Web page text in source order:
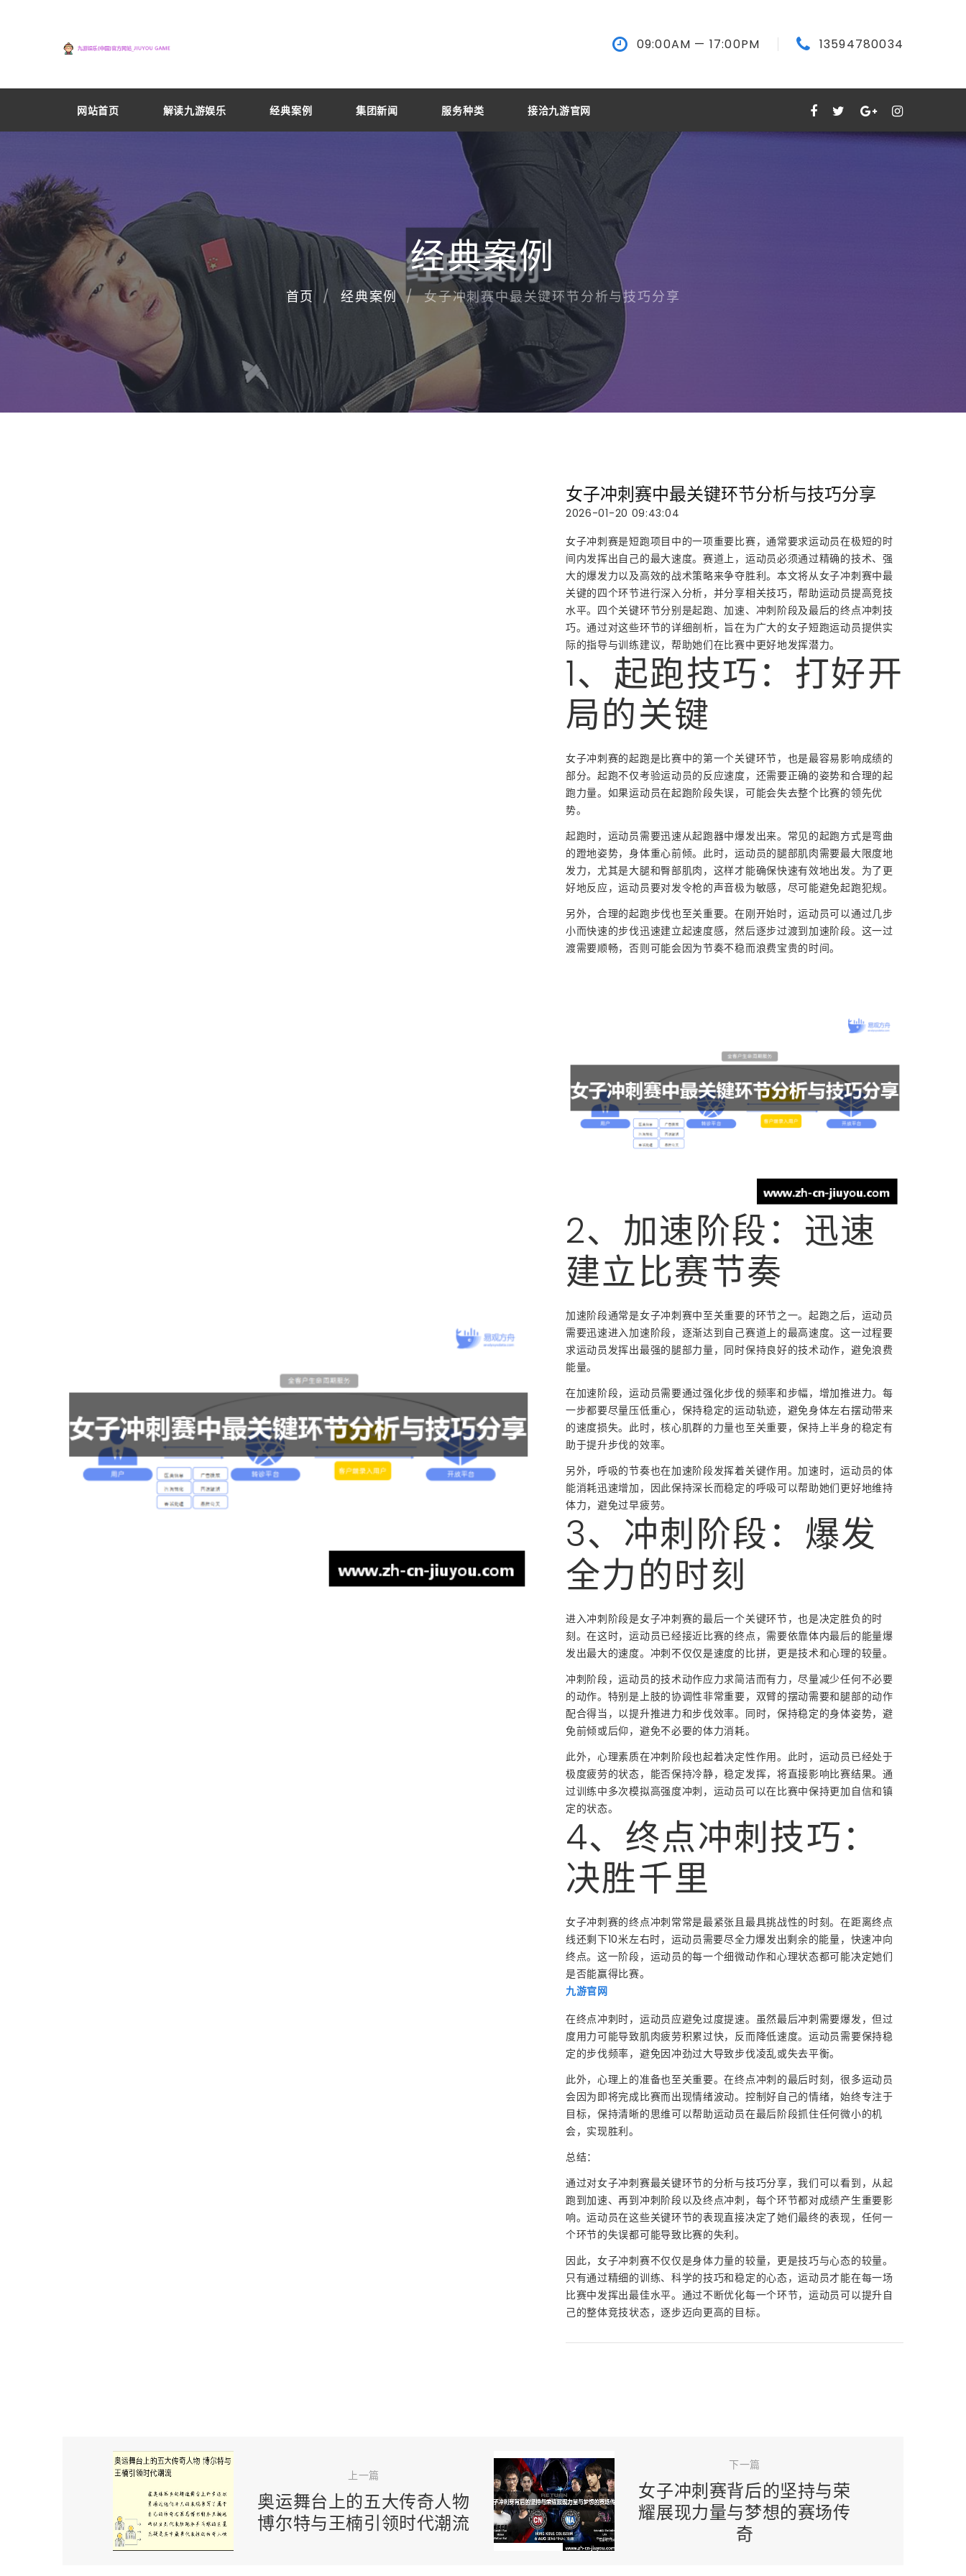
09:00AM — 17:00PM 13594780034
网站首页 解读九游娱乐 经典案例 集团新闻 服务种类 接洽九游官网
经典案例
首页 经典案例 女子冲刺赛中最关键环节分析与技巧分享
女子冲刺赛中最关键环节分析与技巧分享
2026-01-20 09:43:04
女子冲刺赛是短跑项目中的一项重要比赛，通常要求运动员在极短的时
间内发挥出自己的最大速度。赛道上，运动员必须通过精确的技术、强
大的爆发力以及高效的战术策略来争夺胜利。本文将从女子冲刺赛中最
关键的四个环节进行深入分析，并分享相关技巧，帮助运动员提高竞技
水平。四个关键环节分别是起跑、加速、冲刺阶段及最后的终点冲刺技
巧。通过对这些环节的详细剖析，旨在为广大的女子短跑运动员提供实
际的指导与训练建议，帮助她们在比赛中更好地发挥潜力。
1、起跑技巧：打好开
局的关键
女子冲刺赛的起跑是比赛中的第一个关键环节，也是最容易影响成绩的
部分。起跑不仅考验运动员的反应速度，还需要正确的姿势和合理的起
跑力量。如果运动员在起跑阶段失误，可能会失去整个比赛的领先优
势。
起跑时，运动员需要迅速从起跑器中爆发出来。常见的起跑方式是弯曲
的蹬地姿势，身体重心前倾。此时，运动员的腿部肌肉需要最大限度地
发力，尤其是大腿和臀部肌肉，这样才能确保快速有效地出发。为了更
好地反应，运动员要对发令枪的声音极为敏感，尽可能避免起跑犯规。
另外，合理的起跑步伐也至关重要。在刚开始时，运动员可以通过几步
小而快速的步伐迅速建立起速度感，然后逐步过渡到加速阶段。这一过
渡需要顺畅，否则可能会因为节奏不稳而浪费宝贵的时间。
2、加速阶段：迅速
建立比赛节奏
加速阶段通常是女子冲刺赛中至关重要的环节之一。起跑之后，运动员
需要迅速进入加速阶段，逐渐达到自己赛道上的最高速度。这一过程要
求运动员发挥出最强的腿部力量，同时保持良好的技术动作，避免浪费
能量。
在加速阶段，运动员需要通过强化步伐的频率和步幅，增加推进力。每
一步都要尽量压低重心，保持稳定的运动轨迹，避免身体左右摆动带来
的速度损失。此时，核心肌群的力量也至关重要，保持上半身的稳定有
助于提升步伐的效率。
另外，呼吸的节奏也在加速阶段发挥着关键作用。加速时，运动员的体
能消耗迅速增加，因此保持深长而稳定的呼吸可以帮助她们更好地维持
体力，避免过早疲劳。
3、冲刺阶段：爆发
全力的时刻
进入冲刺阶段是女子冲刺赛的最后一个关键环节，也是决定胜负的时
刻。在这时，运动员已经接近比赛的终点，需要依靠体内最后的能量爆
发出最大的速度。冲刺不仅仅是速度的比拼，更是技术和心理的较量。
冲刺阶段，运动员的技术动作应力求简洁而有力，尽量减少任何不必要
的动作。特别是上肢的协调性非常重要，双臂的摆动需要和腿部的动作
配合得当，以提升推进力和步伐效率。同时，保持稳定的身体姿势，避
免前倾或后仰，避免不必要的体力消耗。
此外，心理素质在冲刺阶段也起着决定性作用。此时，运动员已经处于
极度疲劳的状态，能否保持冷静，稳定发挥，将直接影响比赛结果。通
过训练中多次模拟高强度冲刺，运动员可以在比赛中保持更加自信和镇
定的状态。
4、终点冲刺技巧：
决胜千里
女子冲刺赛的终点冲刺常常是最紧张且最具挑战性的时刻。在距离终点
线还剩下10米左右时，运动员需要尽全力爆发出剩余的能量，快速冲向
终点。这一阶段，运动员的每一个细微动作和心理状态都可能决定她们
是否能赢得比赛。
九游官网
在终点冲刺时，运动员应避免过度提速。虽然最后冲刺需要爆发，但过
度用力可能导致肌肉疲劳积累过快，反而降低速度。运动员需要保持稳
定的步伐频率，避免因冲劲过大导致步伐凌乱或失去平衡。
此外，心理上的准备也至关重要。在终点冲刺的最后时刻，很多运动员
会因为即将完成比赛而出现情绪波动。控制好自己的情绪，始终专注于
目标，保持清晰的思维可以帮助运动员在最后阶段抓住任何微小的机
会，实现胜利。
总结：
通过对女子冲刺赛最关键环节的分析与技巧分享，我们可以看到，从起
跑到加速、再到冲刺阶段以及终点冲刺，每个环节都对成绩产生重要影
响。运动员在这些关键环节的表现直接决定了她们最终的表现，任何一
个环节的失误都可能导致比赛的失利。
因此，女子冲刺赛不仅仅是身体力量的较量，更是技巧与心态的较量。
只有通过精细的训练、科学的技巧和稳定的心态，运动员才能在每一场
比赛中发挥出最佳水平。通过不断优化每一个环节，运动员可以提升自
己的整体竞技状态，逐步迈向更高的目标。
上一篇
奥运舞台上的五大传奇人物
博尔特与王楠引领时代潮流
下一篇
女子冲刺赛背后的坚持与荣
耀展现力量与梦想的赛场传
奇